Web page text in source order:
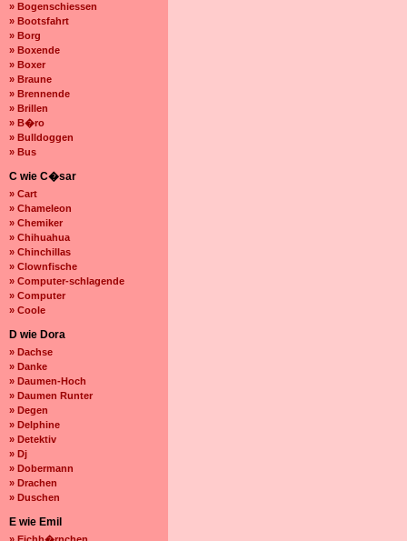
» Bogenschiessen
» Bootsfahrt
» Borg
» Boxende
» Boxer
» Braune
» Brennende
» Brillen
» B�ro
» Bulldoggen
» Bus
C wie C�sar
» Cart
» Chameleon
» Chemiker
» Chihuahua
» Chinchillas
» Clownfische
» Computer-schlagende
» Computer
» Coole
D wie Dora
» Dachse
» Danke
» Daumen-Hoch
» Daumen Runter
» Degen
» Delphine
» Detektiv
» Dj
» Dobermann
» Drachen
» Duschen
E wie Emil